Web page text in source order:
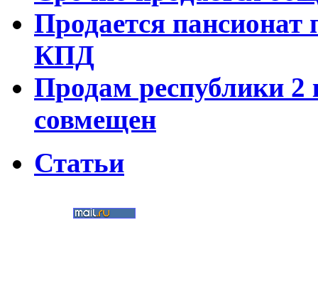
Продается
КПД
Продам республики 2
совмещен
Статьи